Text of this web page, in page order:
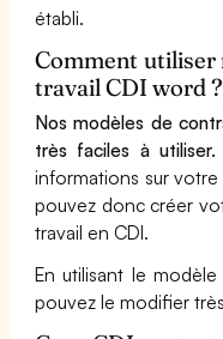
établi.
Comment utiliser
travail CDI word ?
Nos modèles de
très faciles à
informations sur
pouvez donc créer
travail en CDI.
En utilisant le
pouvez le modifier